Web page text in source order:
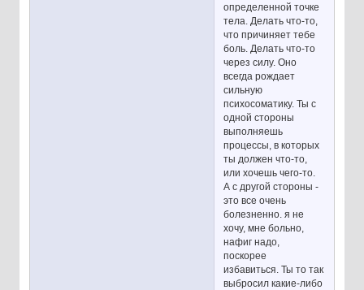
определенной точке
тела. Делать что-то,
что причиняет тебе
боль. Делать что-то
через силу. Оно
всегда рождает
сильную
психосоматику. Ты с
одной стороны
выполняешь
процессы, в которых
ты должен что-то,
или хочешь чего-то.
А с другой стороны -
это все очень
болезненно. я не
хочу, мне больно,
нафиг надо,
поскорее
избавиться. Ты то так
выбросил какие-либо